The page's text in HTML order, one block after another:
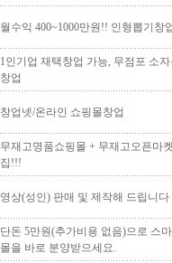
월수익 400~1000만원!! 인형뽑기창
1인기업 재택창업 가능, 무점포 소
창업
창업넷/온라인 쇼핑몰창업
무재고명품쇼핑몰 + 무재고오픈마
집!!!
영상(성인) 판매 및 제작해 드립니다
단돈 5만원(추가비용 없음)으로 스
몰을 바로 분양받으세요.